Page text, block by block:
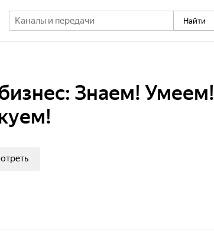
Найти
Знаем! Умеем!